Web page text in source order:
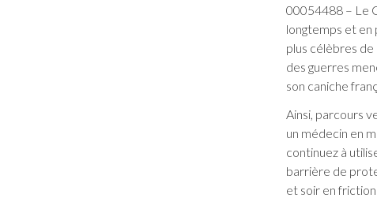
00054488 – Le
longtemps et en
plus célèbres
des guerres
son caniche
Ainsi, parcours
un médecin en
continuez à
barrière de
et soir en